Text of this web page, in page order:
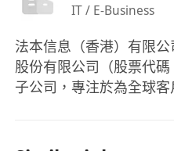
IT / E-Business
法本信息（香港）有限
股份有限公司（股票代
子公司，專注於為全球